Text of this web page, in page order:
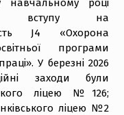
вступу на
J4 «Охорона
програми
У березні 2026
заходи були
ліцею №126;
ліцею №2